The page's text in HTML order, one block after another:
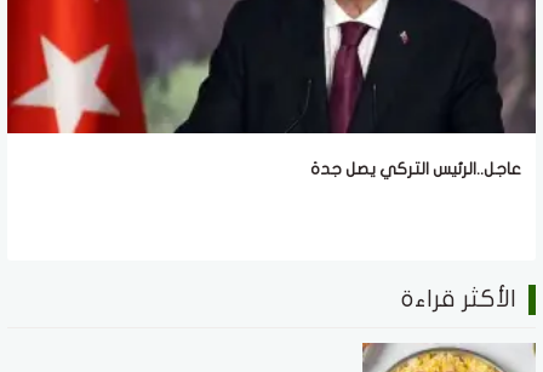
عاجل..الرئيس التركي يصل جدة
الأكثر قراءة